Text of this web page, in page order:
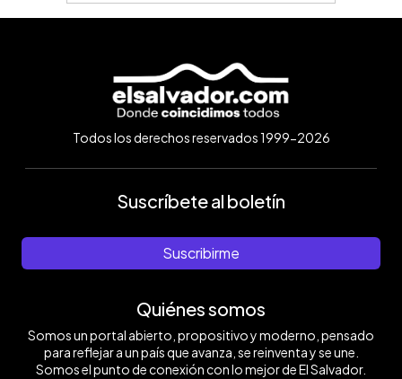
Todos los derechos reservados 1999-2026
Suscríbete al boletín
Suscribirme
Quiénes somos
Somos un portal abierto, propositivo y moderno, pensado
para reflejar a un país que avanza, se reinventa y se une.
Somos el punto de conexión con lo mejor de El Salvador.